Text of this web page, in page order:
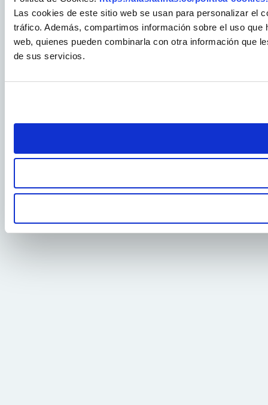
Las cookies de este sitio web se usan para personalizar el
tráfico. Además, compartimos información sobre el uso
web, quienes pueden combinarla con otra información que
de sus servicios.